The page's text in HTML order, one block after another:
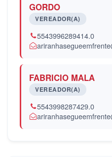
GORDO
VEREADOR(A)
5543996289414.0
FABRICIO MALA
VEREADOR(A)
5543998287429.0